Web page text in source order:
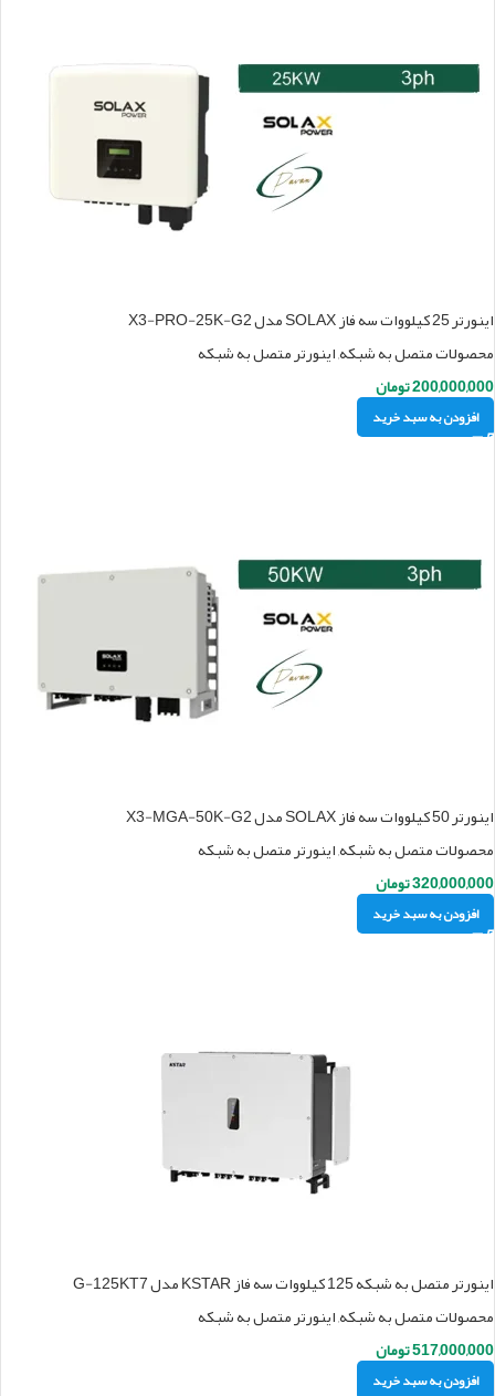
اینورتر 25 کیلووات سه فاز SOLAX مدل X3-PRO-25K-G2
محصولات متصل به شبکه,اینورتر متصل به شبکه
200,000,000تومان
افزودن به سبد خرید
اینورتر 50 کیلووات سه فاز SOLAX مدل X3-MGA-50K-G2
محصولات متصل به شبکه,اینورتر متصل به شبکه
320,000,000تومان
افزودن به سبد خرید
اینورتر متصل به شبکه 125 کیلووات سه فاز KSTAR مدل G-125KT7
محصولات متصل به شبکه,اینورتر متصل به شبکه
517,000,000تومان
افزودن به سبد خرید